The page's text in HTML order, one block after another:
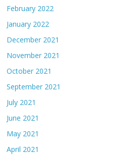
February 2022
January 2022
December 2021
November 2021
October 2021
September 2021
July 2021
June 2021
May 2021
April 2021